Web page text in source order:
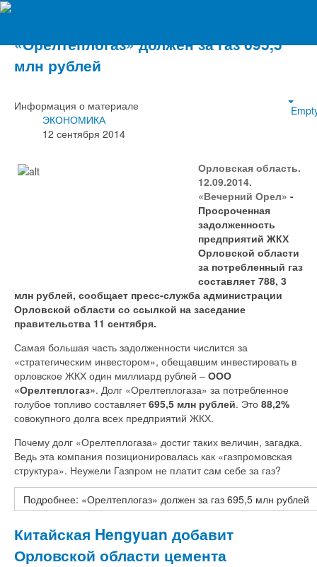
«Орелтеплогаз» должен за газ 695,5
млн рублей
Информация о материале
ЭКОНОМИКА
12 сентября 2014
Орловская область.
12.09.2014.
«Вечерний Орел» -
Просроченная
задолженность
предприятий ЖКХ
Орловской области
за потребленный газ
составляет 788, 3
млн рублей, сообщает пресс-служба администрации
Орловской области со ссылкой на заседание
правительства 11 сентября.
Самая большая часть задолженности числится за
«стратегическим инвестором», обещавшим инвестировать в
орловское ЖКХ один миллиард рублей – ООО
«Орелтеплогаз». Долг «Орелтеплогаза» за потребленное
голубое топливо составляет695,5 млн рублей. Это 88,2%
совокупного долга всех предприятий ЖКХ.
Почему долг «Орелтеплогаза» достиг таких величин, загадка.
Ведь эта компания позиционировалась как «газпромовская
структура». Неужели Газпром не платит сам себе за газ?
Подробнее: «Орелтеплогаз» должен за газ 695,5 млн рублей
Китайская Hengyuan добавит
Орловской области цемента